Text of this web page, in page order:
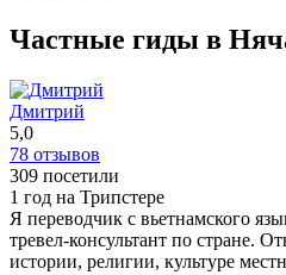
научились понимать Миня, так
владеет не так сильно и
экскурсий, где мы с гидами
поездка проходила в
немногочисленными
очень переживал и готов был нам
спасибо ему за это. Поездка
впечатлениями, но дорога
утомительная. Средняя скорость
Вьетнами около 50 км/час. Ну и
и сопутствуещая тому манера
Частные гиды в
Дмитрий
5,0
78 отзывов
309 посетили
1 год на Трипстере
Я переводчик с вьетнамского
тревел-консультант по стране.
истории, религии, культуре